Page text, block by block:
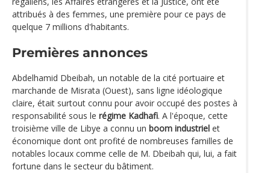
attribués à des femmes, une première pour ce pays de
quelque 7 millions d'habitants.
Premières annonces
Abdelhamid Dbeibah, un notable de la cité portuaire et
marchande de Misrata (Ouest), sans ligne idéologique
claire, était surtout connu pour avoir occupé des postes à
responsabilité sous le régime Kadhafi. A l'époque, cette
troisième ville de Libye a connu un boom industriel et
économique dont ont profité de nombreuses familles de
notables locaux comme celle de M. Dbeibah qui, lui, a fait
fortune dans le secteur du bâtiment.